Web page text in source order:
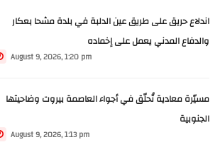
اندلاع حريق على طريق عين الدلبة في بلدة مشحا بعكار
والدفاع المدني يعمل على إخماده
August 9, 2026, 1:20 pm
مسيّرة معادية تُحلّق في أجواء العاصمة بيروت وضاحيتها
الجنوبية
August 9, 2026, 1:13 pm